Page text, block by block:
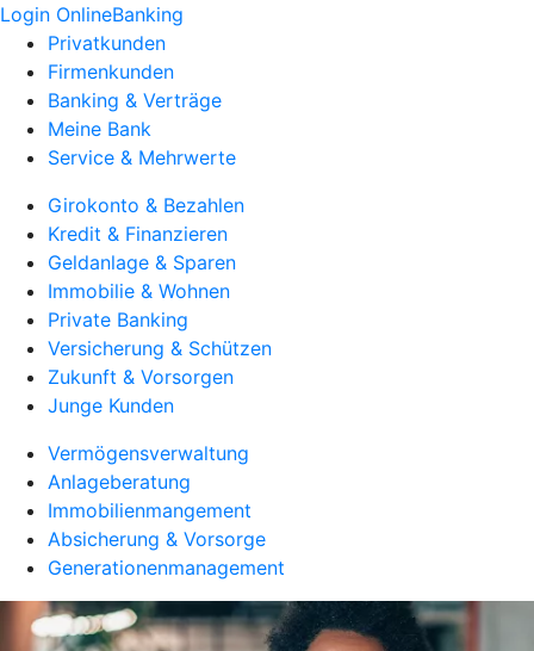
Login OnlineBanking
Privatkunden
Firmenkunden
Banking & Verträge
Meine Bank
Service & Mehrwerte
Girokonto & Bezahlen
Kredit & Finanzieren
Geldanlage & Sparen
Immobilie & Wohnen
Private Banking
Versicherung & Schützen
Zukunft & Vorsorgen
Junge Kunden
Vermögensverwaltung
Anlageberatung
Immobilienmangement
Absicherung & Vorsorge
Generationenmanagement